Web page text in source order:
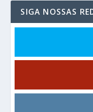
SIGA NOSSAS